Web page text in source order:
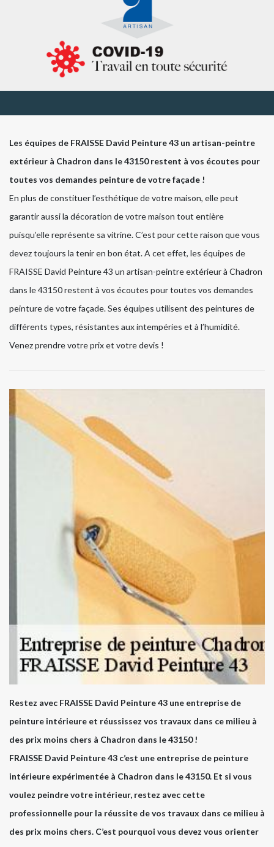
Les équipes de FRAISSE David Peinture 43 un artisan-peintre
extérieur à Chadron dans le 43150 restent à vos écoutes pour
toutes vos demandes peinture de votre façade !
En plus de constituer l’esthétique de votre maison, elle peut
garantir aussi la décoration de votre maison tout entière
puisqu’elle représente sa vitrine. C’est pour cette raison que vous
devez toujours la tenir en bon état. A cet effet, les équipes de
FRAISSE David Peinture 43 un artisan-peintre extérieur à Chadron
dans le 43150 restent à vos écoutes pour toutes vos demandes
peinture de votre façade. Ses équipes utilisent des peintures de
différents types, résistantes aux intempéries et à l’humidité.
Venez prendre votre prix et votre devis !
Restez avec FRAISSE David Peinture 43 une entreprise de
peinture intérieure et réussissez vos travaux dans ce milieu à
des prix moins chers à Chadron dans le 43150 !
FRAISSE David Peinture 43 c’est une entreprise de peinture
intérieure expérimentée à Chadron dans le 43150. Et si vous
voulez peindre votre intérieur, restez avec cette
professionnelle pour la réussite de vos travaux dans ce milieu à
des prix moins chers. C’est pourquoi vous devez vous orienter